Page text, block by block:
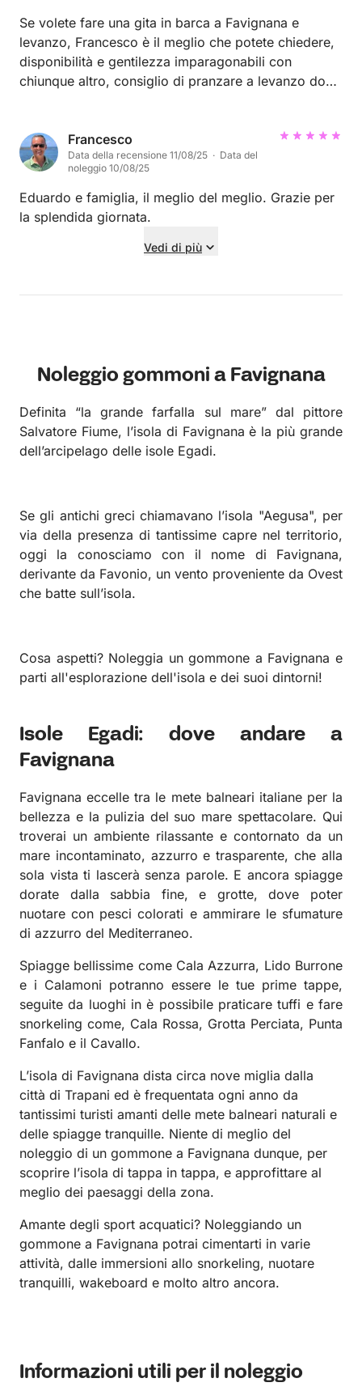
Se volete fare una gita in barca a Favignana e
levanzo, Francesco è il meglio che potete chiedere,
disponibilità e gentilezza imparagonabili con
chiunque altro, consiglio di pranzare a levanzo dove
per il resto della giornata tutto perfetto, quando
torneró sicuramente prenoteró da lui
Francesco
Data della recensione 11/08/25 · Data del
noleggio 10/08/25
Eduardo e famiglia, il meglio del meglio. Grazie per
la splendida giornata.
Vedi di più
Noleggio gommoni a Favignana
Definita “la grande farfalla sul mare” dal pittore
Salvatore Fiume, l’isola di Favignana è la più grande
dell’arcipelago delle isole Egadi.
Se gli antichi greci chiamavano l’isola "Aegusa", per
via della presenza di tantissime capre nel territorio,
oggi la conosciamo con il nome di Favignana,
derivante da Favonio, un vento proveniente da Ovest
che batte sull’isola.
Cosa aspetti? Noleggia un gommone a Favignana e
parti all'esplorazione dell'isola e dei suoi dintorni!
Isole Egadi: dove andare a
Favignana
Favignana eccelle tra le mete balneari italiane per la
bellezza e la pulizia del suo mare spettacolare. Qui
troverai un ambiente rilassante e contornato da un
mare incontaminato, azzurro e trasparente, che alla
sola vista ti lascerà senza parole. E ancora spiagge
dorate dalla sabbia fine, e grotte, dove poter
nuotare con pesci colorati e ammirare le sfumature
di azzurro del Mediterraneo.
Spiagge bellissime come Cala Azzurra, Lido Burrone
e i Calamoni potranno essere le tue prime tappe,
seguite da luoghi in è possibile praticare tuffi e fare
snorkeling come, Cala Rossa, Grotta Perciata, Punta
Fanfalo e il Cavallo.
L’isola di Favignana dista circa nove miglia dalla
città di Trapani ed è frequentata ogni anno da
tantissimi turisti amanti delle mete balneari naturali e
delle spiagge tranquille. Niente di meglio del
noleggio di un gommone a Favignana dunque, per
scoprire l’isola di tappa in tappa, e approfittare al
meglio dei paesaggi della zona.
Amante degli sport acquatici? Noleggiando un
gommone a Favignana potrai cimentarti in varie
attività, dalle immersioni allo snorkeling, nuotare
tranquilli, wakeboard e molto altro ancora.
Informazioni utili per il noleggio